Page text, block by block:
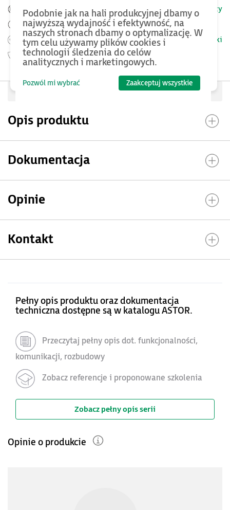
Pomoc Techniczna ASTOR
Szczegóły
Zamów przed 12:00 - dostawa następnego dnia
Możesz zwrócić produktdo 14 dni.
Warunki
Gwarancja60 miesięcy
Oceń produkt
Opis produktu
Dokumentacja
Opinie
Kontakt
Pełny opis produktu oraz dokumentacja
techniczna dostępne są w katalogu ASTOR.
Przeczytaj pełny opis dot. funkcjonalności,
komunikacji, rozbudowy
Zobacz referencje i proponowane szkolenia
Zobacz pełny opis serii
Opinie o produkcie
Podobnie jak na hali produkcyjnej dbamy o
najwyższą wydajność i efektywność, na
naszych stronach dbamy o optymalizację. W
tym celu używamy plików cookies i
technologii śledzenia do celów
analitycznych i marketingowych.
Pozwól mi wybrać Zaakceptuj wszystkie